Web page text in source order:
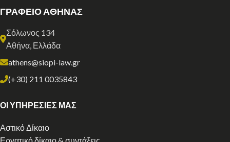
ΓΡΑΦΕΙΟ ΑΘΗΝΑΣ
Σόλωνος 134
Αθήνα, Ελλάδα
athens@siopi-law.gr
(+30) 211 0035843
ΟΙ ΥΠΗΡΕΣΙΕΣ ΜΑΣ
Αστικό Δίκαιο